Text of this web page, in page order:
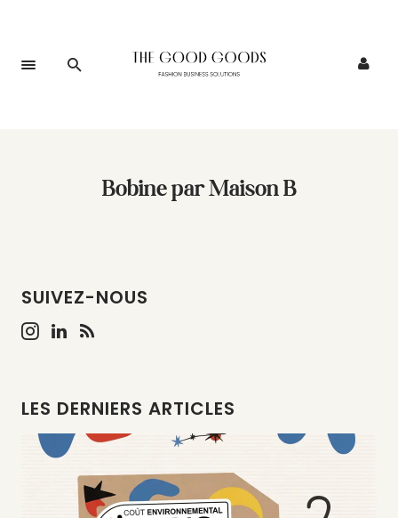
Bobine par Maison B
SUIVEZ-NOUS
LES DERNIERS ARTICLES